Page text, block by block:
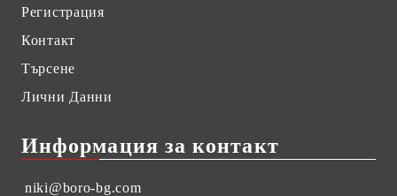
Регистрация
Контакт
Търсене
Лични Данни
Информация за контакт
niki@boro-bg.com